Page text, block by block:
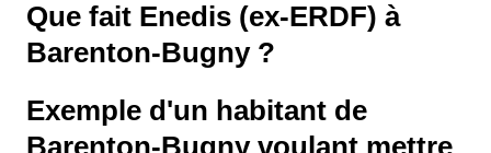
Que fait Enedis (ex-ERDF) à
Barenton-Bugny ?
Exemple d'un habitant de
Barenton-Bugny voulant mettre